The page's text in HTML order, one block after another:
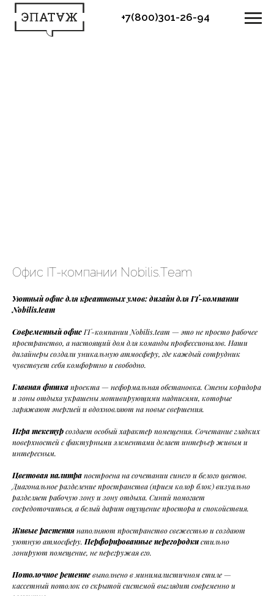
+7(800)301-26-94
Офис IT-компании Nobilis.Team
Уютный офис для креативных умов: дизайн для IT-компании
Nobilis.team
Современный офис IT-компании Nobilis.team — это не просто рабочее
пространство, а настоящий дом для команды профессионалов. Наши
дизайнеры создали уникальную атмосферу, где каждый сотрудник
чувствует себя комфортно и свободно.
Главная фишкапроекта — неформальная обстановка. Стены коридора
и зоны отдыха украшены мотивирующими надписями, которые
заряжают энергией и вдохновляют на новые свершения.
Игра текстурсоздает особый характер помещения. Сочетание гладких
поверхностей с фактурными элементами делает интерьер живым и
интересным.
Цветовая палитрапостроена на сочетании синего и белого цветов.
Диагональное разделение пространства (прием колор блок) визуально
разделяет рабочую зону и зону отдыха. Синий помогает
сосредоточиться, а белый дарит ощущение простора и спокойствия.
Живые растениянаполняют пространство свежестью и создают
уютную атмосферу. Перфорированные перегородкистильно
зонируют помещение, не перегружая его.
Потолочное решениевыполнено в минималистичном стиле —
кассетный потолок со скрытой системой выглядит современно и